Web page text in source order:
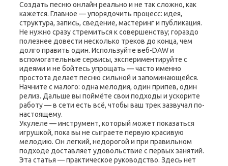
Создать песню онлайн реально и не так сложно, как
кажется. Главное — упорядочить процесс: идея,
структура, запись, сведение, мастеринг и публикация.
Не нужно сразу стремиться к совершенству; гораздо
полезнее довести несколько треков до конца, чем
долго править один. Используйте веб-DAW и
вспомогательные сервисы, экспериментируйте с
идеями и не бойтесь упрощать — часто именно
простота делает песню сильной и запоминающейся.
Начните с малого: одна мелодия, один припев, один
релиз. Дальше вы поймёте свои подходы и ускорите
работу — в сети есть всё, чтобы ваш трек зазвучал по-
настоящему.
Укулеле — инструмент, который может показаться
игрушкой, пока вы не сыграете первую красивую
мелодию. Он легкий, недорогой и при правильном
подходе доставляет удовольствие с первых занятий.
Эта статья — практическое руководство. Здесь нет